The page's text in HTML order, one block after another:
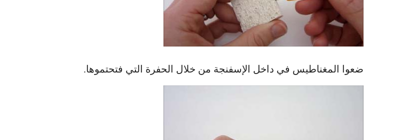
ضعوا المغناطيس في داخل الإسفنجة من خلال الحفرة التي فتحتموها.